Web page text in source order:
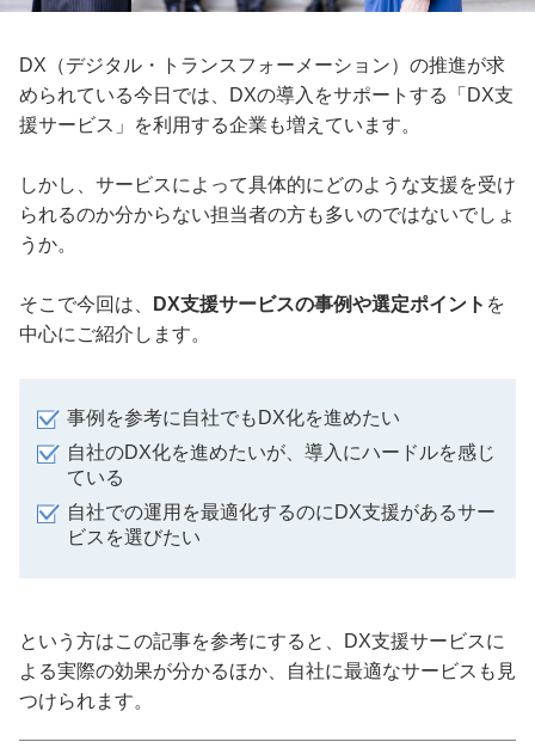
DX（デジタル・トランスフォーメーション）の推進が求
められている今日では、DXの導入をサポートする「DX支
援サービス」を利用する企業も増えています。
しかし、サービスによって具体的にどのような支援を受け
られるのか分からない担当者の方も多いのではないでしょ
うか。
そこで今回は、 DX支援サービスの事例や選定ポイント を
中心にご紹介します。
事例を参考に自社でもDX化を進めたい
自社のDX化を進めたいが、導入にハードルを感じ
ている
自社での運用を最適化するのにDX支援があるサー
ビスを選びたい
という方はこの記事を参考にすると、DX支援サービスに
よる実際の効果が分かるほか、自社に最適なサービスも見
つけられます。